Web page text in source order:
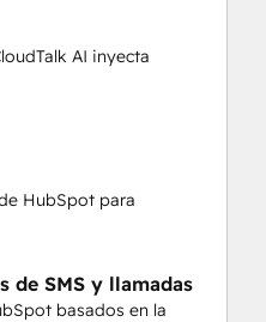
AI inyecta
HubSpot para
de SMS y llamadas
basados en la